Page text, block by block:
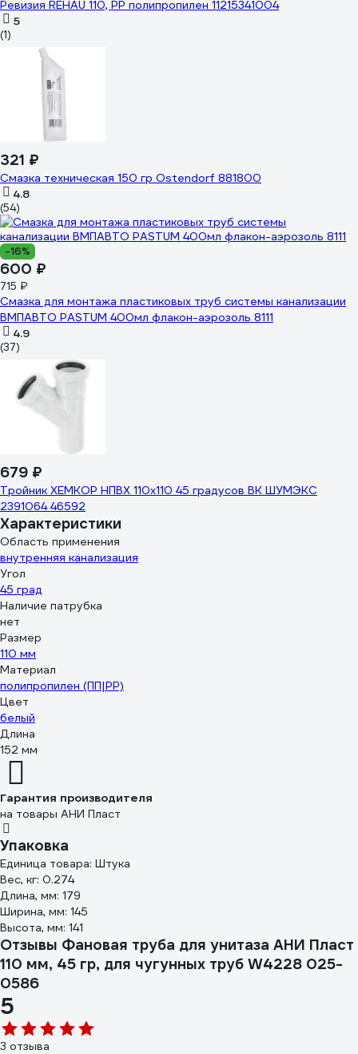
Ревизия REHAU 110, PP полипропилен 11215341004
5
(1)
321 ₽
Смазка техническая 150 гр Ostendorf 881800
4.8
(54)
-16%
600 ₽
715 ₽
Смазка для монтажа пластиковых труб системы канализации
ВМПАВТО PASTUM 400мл флакон-аэрозоль 8111
4.9
(37)
679 ₽
Тройник ХЕМКОР НПВХ 110x110 45 градусов ВК ШУМЭКС
2391064 46592
Характеристики
Область применения
внутренняя канализация
Угол
45 град
Наличие патрубка
нет
Размер
110 мм
Материал
полипропилен (ПП|PP)
Цвет
белый
Длина
152 мм
Гарантия производителя
на товары АНИ Пласт
Упаковка
Единица товара: Штука
Вес, кг: 0.274
Длина, мм: 179
Ширина, мм: 145
Высота, мм: 141
Отзывы Фановая труба для унитаза АНИ Пласт
110 мм, 45 гр, для чугунных труб W4228 025-
0586
5
3 отзыва